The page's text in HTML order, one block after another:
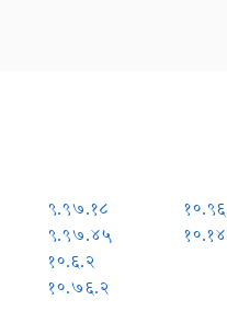
९.९७.१८
९.९७.४५
१०.६.२
१०.७६.२